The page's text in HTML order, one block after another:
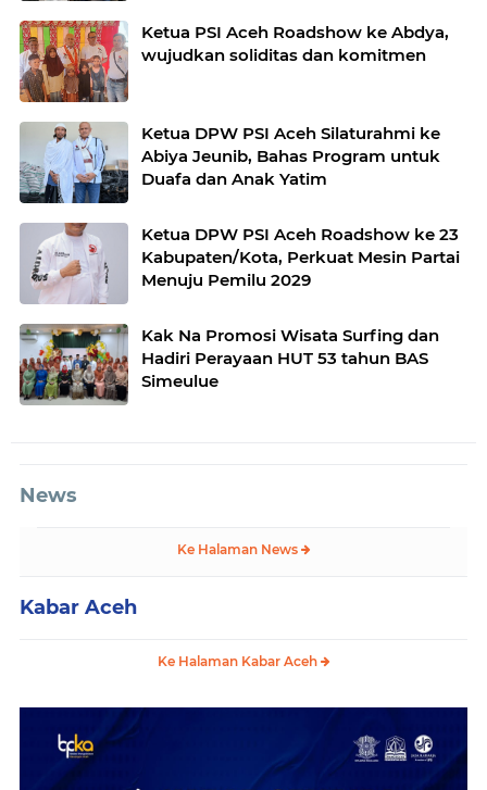
Ketua PSI Aceh Roadshow ke Abdya,
wujudkan soliditas dan komitmen
Ketua DPW PSI Aceh Silaturahmi ke
Abiya Jeunib, Bahas Program untuk
Duafa dan Anak Yatim
Ketua DPW PSI Aceh Roadshow ke 23
Kabupaten/Kota, Perkuat Mesin Partai
Menuju Pemilu 2029
Kak Na Promosi Wisata Surfing dan
Hadiri Perayaan HUT 53 tahun BAS
Simeulue
News
Ke Halaman News
Kabar Aceh
Ke Halaman Kabar Aceh